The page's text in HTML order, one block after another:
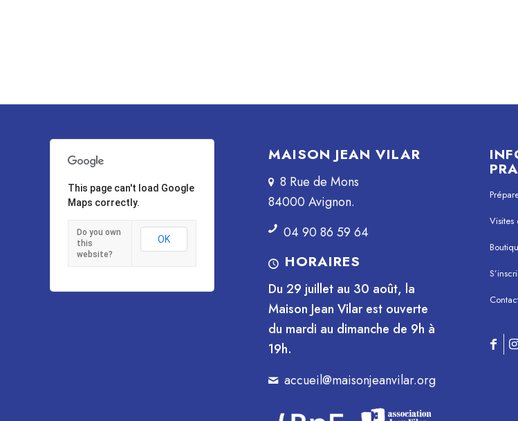
This page can't load Google
Maps correctly.
Do you own
this
website?
OK
MAISON JEAN VILAR
8 Rue de Mons
84000 Avignon.
04 90 86 59 64
HORAIRES
Du 29 juillet au 30 août, la
Maison Jean Vilar est ouverte
du mardi au dimanche de 9h à
19h.
accueil@maisonjeanvilar.org
Visites